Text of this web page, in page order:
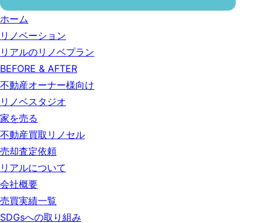
ホーム
リノベーション
リアルのリノベプラン
BEFORE & AFTER
不動産オーナー様向け
リノベスタジオ
家を売る
不動産買取リノセル
売却査定依頼
リアルについて
会社概要
売買実績一覧
SDGsへの取り組み